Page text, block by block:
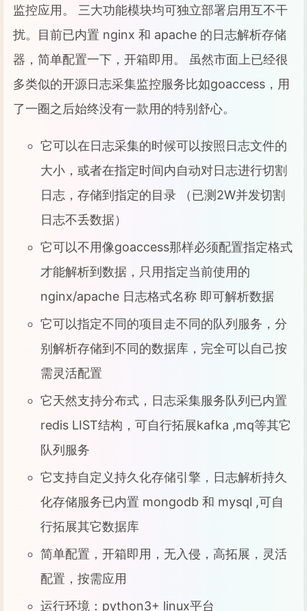
监控应用。 三大功能模块均可独立部署启用互不干
扰。目前已内置 nginx 和 apache 的日志解析存储
器，简单配置一下，开箱即用。 虽然市面上已经很
多类似的开源日志采集监控服务比如goaccess，用
了一圈之后始终没有一款用的特别舒心。
它可以在日志采集的时候可以按照日志文件的
大小，或者在指定时间内自动对日志进行切割
日志，存储到指定的目录 （已测2W并发切割
日志不丢数据）
它可以不用像goaccess那样必须配置指定格式
才能解析到数据，只用指定当前使用的
nginx/apache 日志格式名称 即可解析数据
它可以指定不同的项目走不同的队列服务，分
别解析存储到不同的数据库，完全可以自己按
需灵活配置
它天然支持分布式，日志采集服务队列已内置
redis LIST结构，可自行拓展kafka ,mq等其它
队列服务
它支持自定义持久化存储引擎，日志解析持久
化存储服务已内置 mongodb 和 mysql ,可自
行拓展其它数据库
简单配置，开箱即用，无入侵，高拓展，灵活
配置，按需应用
运行环境：python3+ linux平台